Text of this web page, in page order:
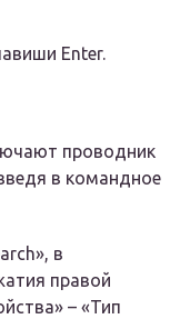
Enter.
проводник
в командное
в
правой
– «Тип